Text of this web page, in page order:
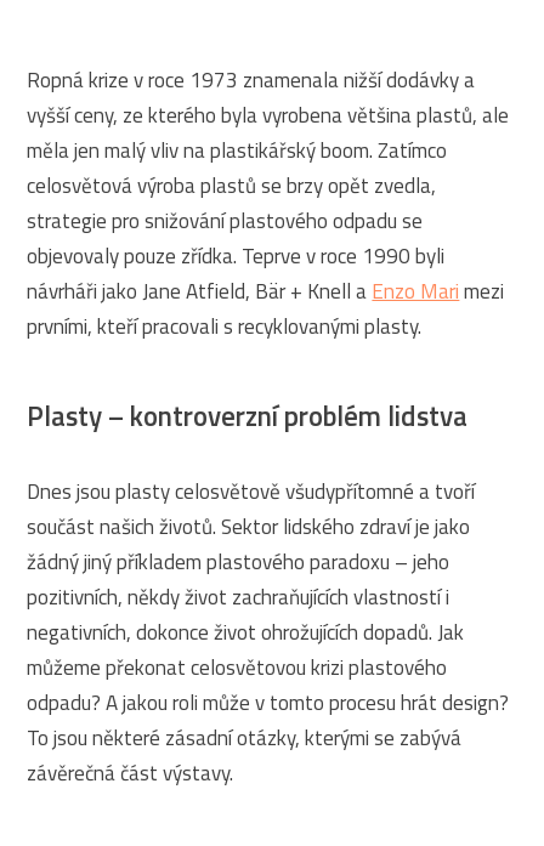
Ropná krize v roce 1973 znamenala nižší dodávky a
vyšší ceny, ze kterého byla vyrobena většina plastů, ale
měla jen malý vliv na plastikářský boom. Zatímco
celosvětová výroba plastů se brzy opět zvedla,
strategie pro snižování plastového odpadu se
objevovaly pouze zřídka. Teprve v roce 1990 byli
návrháři jako Jane Atfield, Bär + Knell aEnzo Marimezi
prvními, kteří pracovali s recyklovanými plasty.
Plasty – kontroverzní problém lidstva
Dnes jsou plasty celosvětově všudypřítomné a tvoří
součást našich životů. Sektor lidského zdraví je jako
žádný jiný příkladem plastového paradoxu – jeho
pozitivních, někdy život zachraňujících vlastností i
negativních, dokonce život ohrožujících dopadů. Jak
můžeme překonat celosvětovou krizi plastového
odpadu? A jakou roli může v tomto procesu hrát design?
To jsou některé zásadní otázky, kterými se zabývá
závěrečná část výstavy.